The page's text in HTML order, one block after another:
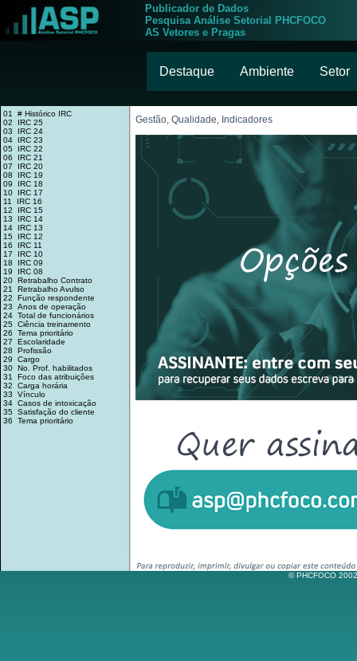
Publicador de Dados
Pesquisa Análise Setorial PHCFOCO
AS Vetores e Pragas
Destaque Ambiente Setor
01 # Histórico IRC
02 IRC 25
03 IRC 24
04 IRC 23
05 IRC 22
06 IRC 21
07 IRC 20
08 IRC 19
09 IRC 18
10 IRC 17
11 IRC 16
12 IRC 15
13 IRC 14
14 IRC 13
15 IRC 12
16 IRC 11
17 IRC 10
18 IRC 09
19 IRC 08
20 Retrabalho Contrato
21 Retrabalho Avulso
22 Função respondente
23 Anos de operação
24 Total de funcionários
25 Ciência treinamento
26 Tema prioritário
27 Escolaridade
28 Profissão
29 Cargo
30 No. Prof. habilitados
31 Foco das atribuições
32 Carga horária
33 Vínculo
34 Casos de intoxicação
35 Satisfação do cliente
36 Tema prioritário
Gestão, Qualidade, Indicadores
© PHCFOCO